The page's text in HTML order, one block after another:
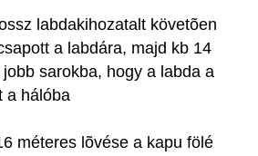
labdakihozatalt követõen
a labdára, majd kb 14
sarokba, hogy a labda a
a hálóba
méteres lõvése a kapu fölé